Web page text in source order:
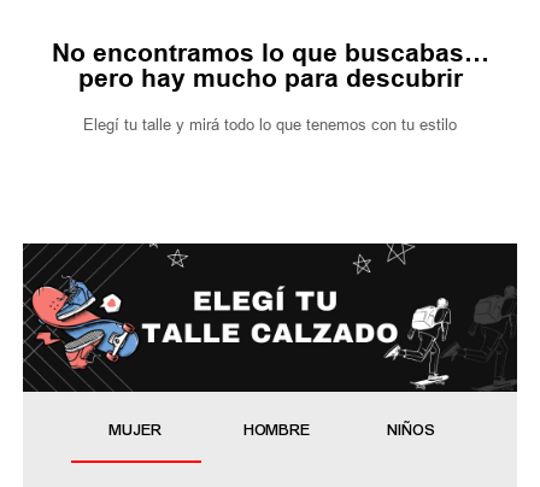
No encontramos lo que buscabas…
pero hay mucho para descubrir
Elegí tu talle y mirá todo lo que tenemos con tu estilo
MUJER HOMBRE NIÑOS